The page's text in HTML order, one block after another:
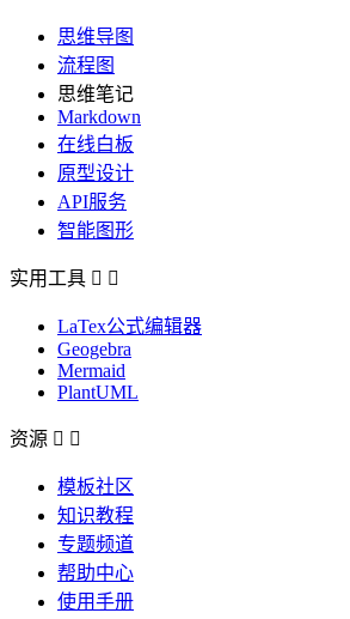
思维导图
流程图
思维笔记
Markdown
在线白板
原型设计
API服务
智能图形
实用工具  
LaTex公式编辑器
Geogebra
Mermaid
PlantUML
资源  
模板社区
知识教程
专题频道
帮助中心
使用手册